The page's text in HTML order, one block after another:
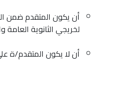
لخريجي الثانوية العامة
أن لا يكون المتقدم/ة